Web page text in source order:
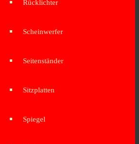
Rücklichter
Scheinwerfer
Seitenständer
Sitzplatten
Spiegel